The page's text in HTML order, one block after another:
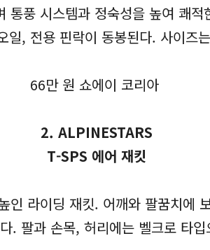
풍 시스템과 정숙성을 높여 쾌
일, 전용 핀락이 동봉된다. 사이즈
66만 원 쇼에이 코리아
2. ALPINESTARS
T-SPS 에어 재킷
라이딩 재킷. 어깨와 팔꿈치에
. 팔과 손목, 허리에는 벨크로 타